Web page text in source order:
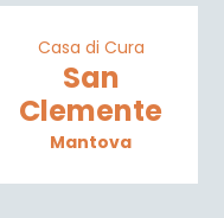
Casa di Cura
San
Clemente
Mantova